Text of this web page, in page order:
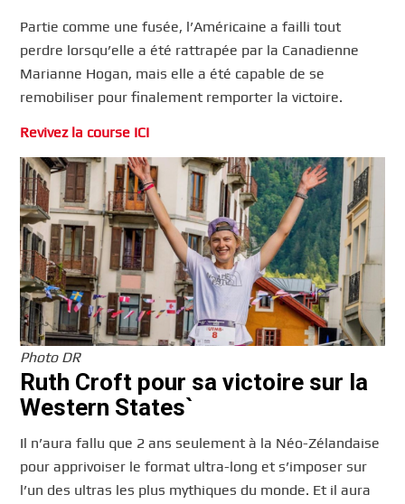
Partie comme une fusée, l’Américaine a failli tout
perdre lorsqu’elle a été rattrapée par la Canadienne
Marianne Hogan, mais elle a été capable de se
remobiliser pour finalement remporter la victoire.
Revivez la course ICI
Photo DR
Ruth Croft pour sa victoire sur la
Western States`
Il n’aura fallu que 2 ans seulement à la Néo-Zélandaise
pour apprivoiser le format ultra-long et s’imposer sur
l’un des ultras les plus mythiques du monde. Et il aura